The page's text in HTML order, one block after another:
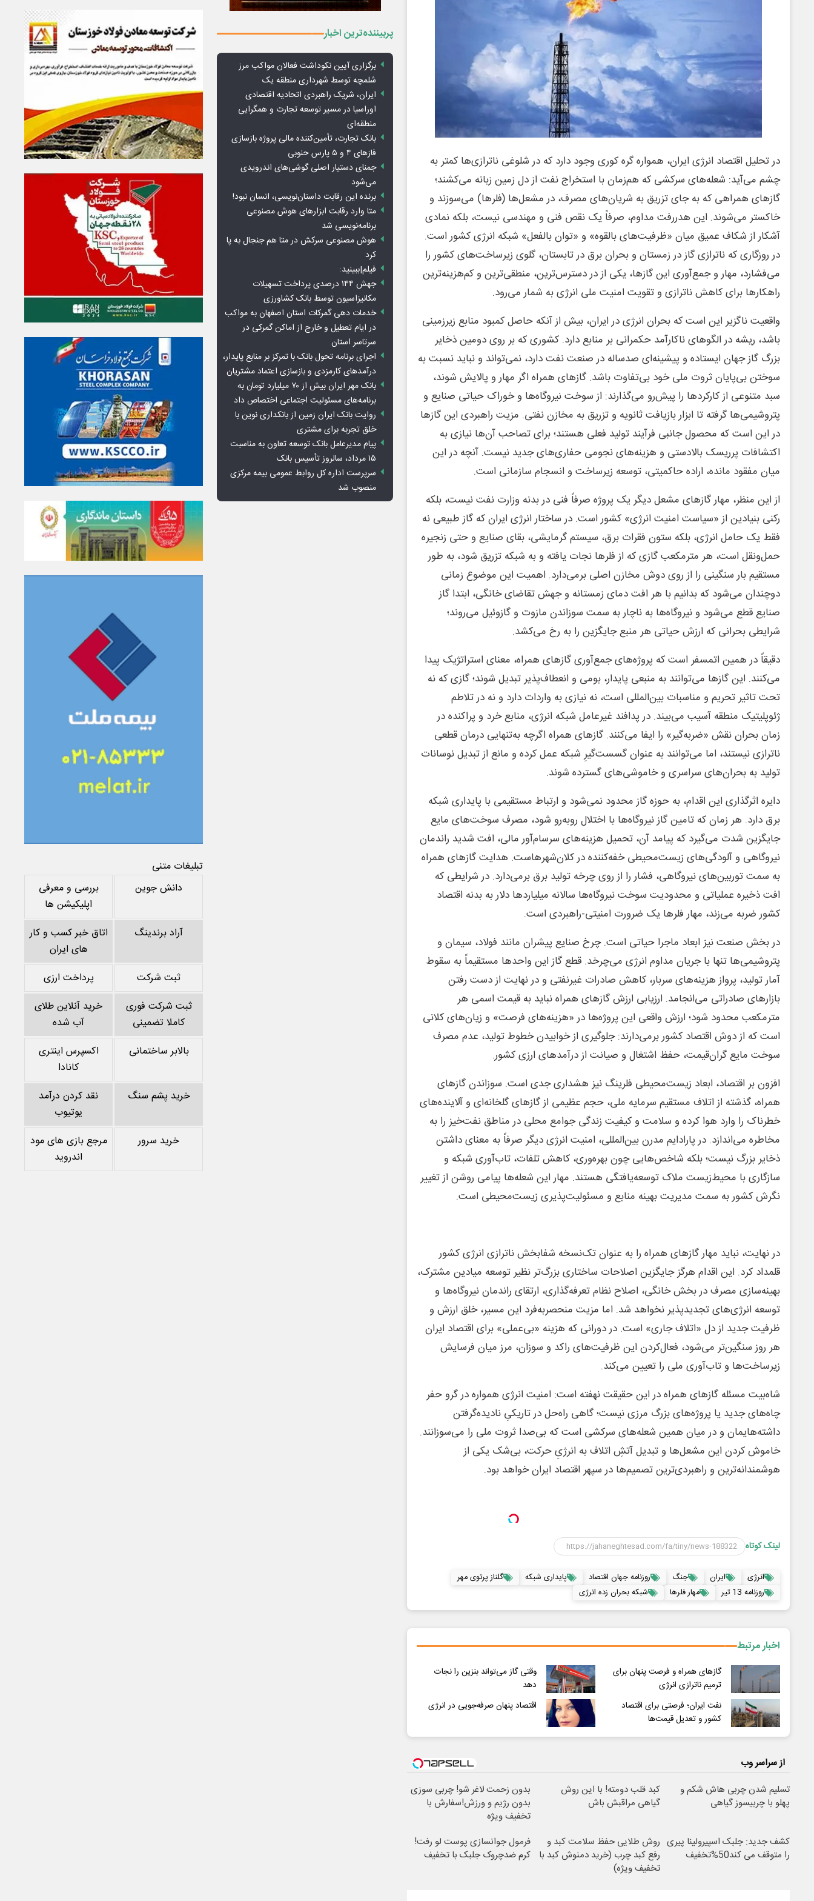
در تحلیل اقتصاد انرژی ایران، همواره گره کوری وجود دارد که در شلوغی ناترازی‌ها کمتر به
چشم می‌آید: شعله‌های سرکشی که هم‌زمان با استخراج نفت از دل زمین زبانه می‌کشند؛
گازهای همراهی که به جای تزریق به شریان‌های مصرف، در مشعل‌ها (فلرها) می‌سوزند و
خاکستر می‌شوند. این هدررفت مداوم، صرفاً یک نقص فنی و مهندسی نیست، بلکه نمادی
آشکار از شکاف عمیق میان «ظرفیت‌های بالقوه» و «توان بالفعل» شبکه انرژی کشور است.
در روزگاری که ناترازی گاز در زمستان و بحران برق در تابستان، گلوی زیرساخت‌های کشور را
می‌فشارد، مهار و جمع‌آوری این گازها، یکی از در دسترس‌ترین، منطقی‌ترین و کم‌هزینه‌ترین
راهکارها برای کاهش ناترازی و تقویت امنیت ملی انرژی به شمار می‌رود.
واقعیت ناگزیر این است که بحران انرژی در ایران، بیش از آنکه حاصل کمبود منابع زیرزمینی
باشد، ریشه در الگوهای ناکارآمد حکمرانی بر منابع دارد. کشوری که بر روی دومین ذخایر
بزرگ گاز جهان ایستاده و پیشینه‌ای صدساله در صنعت نفت دارد، نمی‌تواند و نباید نسبت به
سوختن بی‌پایان ثروت ملی خود بی‌تفاوت باشد. گازهای همراه اگر مهار و پالایش شوند،
سبد متنوعی از کارکردها را پیش‌رو می‌گذارند: از سوخت نیروگاه‌ها و خوراک حیاتی صنایع و
پتروشیمی‌ها گرفته تا ابزار بازیافت ثانویه و تزریق به مخازن نفتی. مزیت راهبردی این گازها
در این است که محصول جانبی فرآیند تولید فعلی هستند؛ برای تصاحب آن‌ها نیازی به
اکتشافات پرریسک بالادستی و هزینه‌های نجومی حفاری‌های جدید نیست. آنچه در این
میان مفقود مانده، اراده حاکمیتی، توسعه زیرساخت و انسجام سازمانی است.
از این منظر، مهار گازهای مشعل دیگر یک پروژه صرفاً فنی در بدنه وزارت نفت نیست، بلکه
رکنی بنیادین از «سیاست امنیت انرژی» کشور است. در ساختار انرژی ایران که گاز طبیعی نه
فقط یک حامل انرژی، بلکه ستون فقرات برق، سیستم گرمایشی، بقای صنایع و حتی زنجیره
حمل‌ونقل است، هر مترمکعب گازی که از فلرها نجات یافته و به شبکه تزریق شود، به طور
مستقیم بار سنگینی را از روی دوش مخازن اصلی برمی‌دارد. اهمیت این موضوع زمانی
دوچندان می‌شود که بدانیم با هر افت دمای زمستانه و جهش تقاضای خانگی، ابتدا گاز
صنایع قطع می‌شود و نیروگاه‌ها به ناچار به سمت سوزاندن مازوت و گازوئیل می‌روند؛
شرایطی بحرانی که ارزش حیاتی هر منبع جایگزین را به رخ می‌کشد.
دقیقاً در همین اتمسفر است که پروژه‌های جمع‌آوری گازهای همراه، معنای استراتژیک پیدا
می‌کنند. این گازها می‌توانند به منبعی پایدار، بومی و انعطاف‌پذیر تبدیل شوند؛ گازی که نه
تحت تاثیر تحریم و مناسبات بین‌المللی است، نه نیازی به واردات دارد و نه در تلاطم
ژئوپلیتیک منطقه آسیب می‌بیند. در پدافند غیرعامل شبکه انرژی، منابع خرد و پراکنده در
زمان بحران نقش «ضربه‌گیر» را ایفا می‌کنند. گازهای همراه اگرچه به‌تنهایی درمان قطعی
ناترازی نیستند، اما می‌توانند به عنوان گسست‌گیرِ شبکه عمل کرده و مانع از تبدیل نوسانات
تولید به بحران‌های سراسری و خاموشی‌های گسترده شوند.
دایره اثرگذاری این اقدام، به حوزه گاز محدود نمی‌شود و ارتباط مستقیمی با پایداری شبکه
برق دارد. هر زمان که تامین گاز نیروگاه‌ها با اختلال روبه‌رو شود، مصرف سوخت‌های مایع
جایگزین شدت می‌گیرد که پیامد آن، تحمیل هزینه‌های سرسام‌آور مالی، افت شدید راندمان
نیروگاهی و آلودگی‌های زیست‌محیطی خفه‌کننده در کلان‌شهرهاست. هدایت گازهای همراه
به سمت توربین‌های نیروگاهی، فشار را از روی چرخه تولید برق برمی‌دارد. در شرایطی که
افت ذخیره عملیاتی و محدودیت سوخت نیروگاه‌ها سالانه میلیاردها دلار به بدنه اقتصاد
کشور ضربه می‌زند، مهار فلرها یک ضرورت امنیتی-راهبردی است.
در بخش صنعت نیز ابعاد ماجرا حیاتی است. چرخ صنایع پیشران مانند فولاد، سیمان و
پتروشیمی‌ها تنها با جریان مداوم انرژی می‌چرخد. قطع گاز این واحدها مستقیماً به سقوط
آمار تولید، پرواز هزینه‌های سربار، کاهش صادرات غیرنفتی و در نهایت از دست رفتن
بازارهای صادراتی می‌انجامد. ارزیابی ارزش گازهای همراه نباید به قیمت اسمی هر
مترمکعب محدود شود؛ ارزش واقعی این پروژه‌ها در «هزینه‌های فرصت» و زیان‌های کلانی
است که از دوش اقتصاد کشور برمی‌دارند: جلوگیری از خوابیدن خطوط تولید، عدم مصرف
سوخت مایع گران‌قیمت، حفظ اشتغال و صیانت از درآمدهای ارزی کشور.
افزون بر اقتصاد، ابعاد زیست‌محیطی فلرینگ نیز هشداری جدی است. سوزاندن گازهای
همراه، گذشته از اتلاف مستقیم سرمایه ملی، حجم عظیمی از گازهای گلخانه‌ای و آلاینده‌های
خطرناک را وارد هوا کرده و سلامت و کیفیت زندگی جوامع محلی در مناطق نفت‌خیز را به
مخاطره می‌اندازد. در پارادایم مدرن بین‌المللی، امنیت انرژی دیگر صرفاً به معنای داشتن
ذخایر بزرگ نیست؛ بلکه شاخص‌هایی چون بهره‌وری، کاهش تلفات، تاب‌آوری شبکه و
سازگاری با محیط‌زیست ملاک توسعه‌یافتگی هستند. مهار این شعله‌ها پیامی روشن از تغییر
نگرش کشور به سمت مدیریت بهینه منابع و مسئولیت‌پذیری زیست‌محیطی است.
در نهایت، نباید مهار گازهای همراه را به عنوان تک‌نسخه شفا‌بخش ناترازی انرژی کشور
قلمداد کرد. این اقدام هرگز جایگزین اصلاحات ساختاری بزرگ‌تر نظیر توسعه میادین مشترک،
بهینه‌سازی مصرف در بخش خانگی، اصلاح نظام تعرفه‌گذاری، ارتقای راندمان نیروگاه‌ها و
توسعه انرژی‌های تجدیدپذیر نخواهد شد. اما مزیت منحصربه‌فرد این مسیر، خلق ارزش و
ظرفیت جدید از دل «اتلاف جاری» است. در دورانی که هزینه «بی‌عملی» برای اقتصاد ایران
هر روز سنگین‌تر می‌شود، فعال‌کردن این ظرفیت‌های راکد و سوزان، مرز میان فرسایش
زیرساخت‌ها و تاب‌آوری ملی را تعیین می‌کند.
شاه‌بیت مسئله گازهای همراه در این حقیقت نهفته است: امنیت انرژی همواره در گرو حفر
چاه‌های جدید یا پروژه‌های بزرگ مرزی نیست؛ گاهی راه‌حل در تاریکیِ نادیده‌گرفتن
داشته‌هایمان و در میان همین شعله‌های سرکشی است که بی‌صدا ثروت ملی را می‌سوزانند.
خاموش کردن این مشعل‌ها و تبدیل آتشِ اتلاف به انرژیِ حرکت، بی‌شک یکی از
هوشمندانه‌ترین و راهبردی‌ترین تصمیم‌ها در سپهر اقتصاد ایران خواهد بود.
لینک کوتاه
انرژی ایران جنگ روزنامه جهان اقتصاد پایداری شبکه
گلناز پرتوی مهر
روزنامه 13 تیر
مهار فلرها شبکه بحران زده انرژی
اخبار مرتبط
گازهای همراه و فرصت پنهان برای
ترمیم ناترازی انرژی
وقتی گاز می‌تواند بنزین را نجات
دهد
نفت ایران؛ فرصتی برای اقتصاد
کشور و تعدیل قیمت‌ها
اقتصاد پنهان صرفه‌جویی در انرژی
از سراسر وب
تسلیم شدن چربی هاش شکم و
پهلو با چربیسوز گیاهی
کبد قلب دومته! با این روش
گیاهی مراقبش باش
بدون زحمت لاغر شو! چربی سوزی
بدون رژیم و ورزش!سفارش با
تخفیف ویژه
کشف جدید: جلبک اسپیرولینا پیری
را متوقف می کند50%تخفیف
روش طلایی حفظ سلامت کبد و
رفع کبد چرب (خرید دمنوش کبد با
تخفیف ویژه)
فرمول جوانسازی پوست لو رفت!
کرم ضدچروک جلبک با تخفیف
پربیننده‌ترین اخبار
برگزاری آیین نکوداشت فعالان مواکب مرز
شلمچه توسط شهرداری منطقه یک
ایران، شریک راهبردی اتحادیه اقتصادی
اوراسیا در مسیر توسعه تجارت و همگرایی
منطقه‌ای
بانک تجارت، تأمین‌کننده مالی پروژه بازسازی
فازهای ۴ و ۵ پارس حنوبی
جمنای دستیار اصلی گوشی‌های اندرویدی
می‌شود
برنده این رقابت داستان‌نویسی، انسان نبود!
متا وارد رقابت ابزارهای هوش مصنوعی
برنامه‌نویسی شد
هوش مصنوعی سرکش در متا هم جنجال به پا
کرد
فیلم|ببینید:
جهش ۱۴۴ درصدی پرداخت تسهیلات
مکانیزاسیون توسط بانک کشاورزی
خدمات دهی گمرکات استان اصفهان به مواکب
در ایام تعطیل و خارج از اماکن گمرکی در
سرتاسر استان
اجرای برنامه تحول بانک با تمرکز بر منابع پایدار،
درآمدهای کارمزدی و بازسازی اعتماد مشتریان
بانک مهر ایران بیش از ۷۰ میلیارد تومان به
برنامه‌های مسئولیت اجتماعی اختصاص داد
روایت بانک ایران زمین از بانکداری نوین با
خلق تجربه برای مشتری
پیام مدیرعامل بانک توسعه تعاون به مناسبت
۱۵ مرداد، سالروز تأسیس بانک
سرپرست اداره کل روابط عمومی بیمه مرکزی
منصوب شد
تبلیغات متنی
دانش جوین
بررسی و معرفی
اپلیکیشن ها
آراد برندینگ
اتاق خبر کسب و کار
های ایران
ثبت شرکت
پرداخت ارزی
ثبت شرکت فوری
کاملا تضمینی
خرید آنلاین طلای
آب شده
بالابر ساختمانی
اکسپرس اینتری
کانادا
خرید پشم سنگ
نقد کردن درآمد
یوتیوب
خرید سرور
مرجع بازی های مود
اندروید